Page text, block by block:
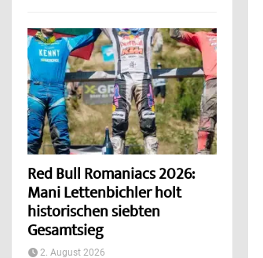
Red Bull Romaniacs 2026:
Mani Lettenbichler holt
historischen siebten
Gesamtsieg
2. August 2026